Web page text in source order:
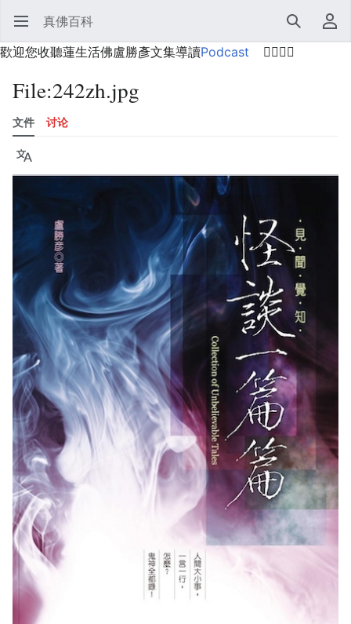
打开主菜单 真佛百科 搜索
用户菜单
歡迎您收聽蓮生活佛盧勝彥文集導讀Podcast 🙋‍♂️🙋‍♀️
File:242zh.jpg
文件 讨论
语言